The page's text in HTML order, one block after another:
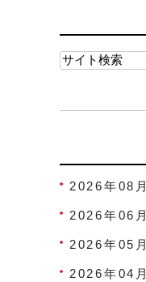
2026年08月
2026年06月
2026年05月
2026年04月